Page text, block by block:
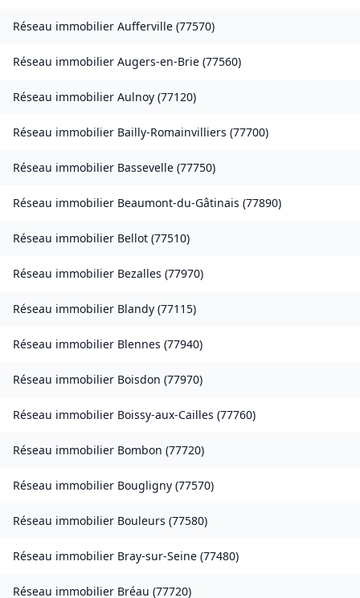
Réseau immobilier Aufferville (77570)
Réseau immobilier Augers-en-Brie (77560)
Réseau immobilier Aulnoy (77120)
Réseau immobilier Bailly-Romainvilliers (77700)
Réseau immobilier Bassevelle (77750)
Réseau immobilier Beaumont-du-Gâtinais (77890)
Réseau immobilier Bellot (77510)
Réseau immobilier Bezalles (77970)
Réseau immobilier Blandy (77115)
Réseau immobilier Blennes (77940)
Réseau immobilier Boisdon (77970)
Réseau immobilier Boissy-aux-Cailles (77760)
Réseau immobilier Bombon (77720)
Réseau immobilier Bougligny (77570)
Réseau immobilier Bouleurs (77580)
Réseau immobilier Bray-sur-Seine (77480)
Réseau immobilier Bréau (77720)